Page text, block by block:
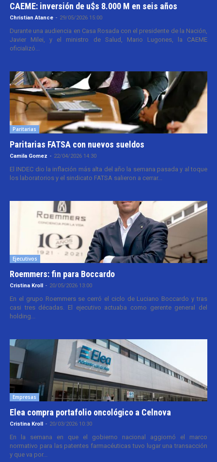
CAEME: inversión de u$s 8.000 M en seis años
Christian Atance - 29/05/2026 15:00
Durante una audiencia en Casa Rosada con el presidente de la Nación,
Javier Milei, y el ministro de Salud, Mario Lugones, la CAEME
oficializó...
Paritarias
Paritarias FATSA con nuevos sueldos
Camila Gomez - 22/04/2026 14:30
El INDEC dio la inflación más alta del año la semana pasada y al toque
los laboratorios y el sindicato FATSA salieron a cerrar...
Ejecutivos
Roemmers: fin para Boccardo
Cristina Kroll - 20/05/2026 13:00
En el grupo Roemmers se cerró el ciclo de Luciano Boccardo y tras
casi tres décadas. El ejecutivo actuaba como gerente general del
holding...
Empresas
Elea compra portafolio oncológico a Celnova
Cristina Kroll - 20/03/2026 10:30
En la semana en que el gobierno nacional aggiornó el marco
normativo para las patentes farmacéuticas tuvo lugar una transacción
y que va por...